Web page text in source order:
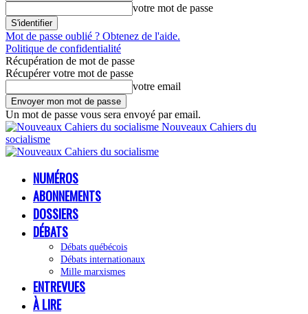
votre mot de passe
Mot de passe oublié ? Obtenez de l'aide.
Politique de confidentialité
Récupération de mot de passe
Récupérer votre mot de passe
votre email
Un mot de passe vous sera envoyé par email.
Nouveaux Cahiers du
socialisme
NUMÉROS
ABONNEMENTS
DOSSIERS
DÉBATS
Débats québécois
Débats internationaux
Mille marxismes
ENTREVUES
À LIRE